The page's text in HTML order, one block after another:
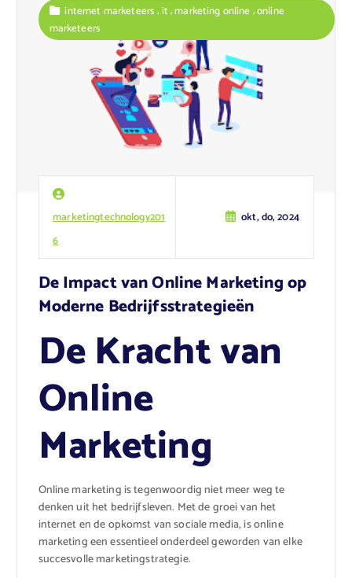
marketingtechnology201
6
okt, do, 2024
internet marketeers,it,marketing online,online
marketeers
De Impact van Online Marketing op
Moderne Bedrijfsstrategieën
De Kracht van
Online
Marketing
Online marketing is tegenwoordig niet meer weg te
denken uit het bedrijfsleven. Met de groei van het
internet en de opkomst van sociale media, is online
marketing een essentieel onderdeel geworden van elke
succesvolle marketingstrategie.